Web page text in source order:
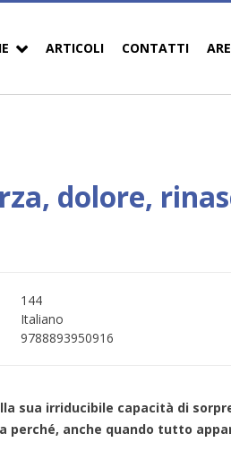
ARTICOLI CONTATTI
dolore,
144
Italiano
9788893950916
sua irriducibile capacità di
anche quando tutto